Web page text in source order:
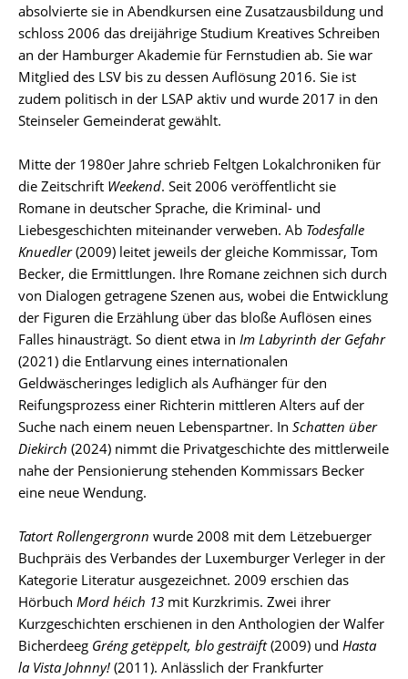
absolvierte sie in Abendkursen eine Zusatzausbildung und
schloss 2006 das dreijährige Studium Kreatives Schreiben
an der Hamburger Akademie für Fernstudien ab. Sie war
Mitglied des LSV bis zu dessen Auflösung 2016. Sie ist
zudem politisch in der LSAP aktiv und wurde 2017 in den
Steinseler Gemeinderat gewählt.
Mitte der 1980er Jahre schrieb Feltgen Lokalchroniken für
die Zeitschrift Weekend. Seit 2006 veröffentlicht sie
Romane in deutscher Sprache, die Kriminal- und
Liebesgeschichten miteinander verweben. Ab Todesfalle
Knuedler(2009) leitet jeweils der gleiche Kommissar, Tom
Becker, die Ermittlungen. Ihre Romane zeichnen sich durch
von Dialogen getragene Szenen aus, wobei die Entwicklung
der Figuren die Erzählung über das bloße Auflösen eines
Falles hinausträgt. So dient etwa in Im Labyrinth der Gefahr
(2021) die Entlarvung eines internationalen
Geldwäscheringes lediglich als Aufhänger für den
Reifungsprozess einer Richterin mittleren Alters auf der
Suche nach einem neuen Lebenspartner. In Schatten über
Diekirch (2024) nimmt die Privatgeschichte des mittlerweile
nahe der Pensionierung stehenden Kommissars Becker
eine neue Wendung.
Tatort Rollengergronn wurde 2008 mit dem Lëtzebuerger
Buchpräis des Verbandes der Luxemburger Verleger in der
Kategorie Literatur ausgezeichnet. 2009 erschien das
Hörbuch Mord héich 13 mit Kurzkrimis. Zwei ihrer
Kurzgeschichten erschienen in den Anthologien der Walfer
Bicherdeeg Gréng getëppelt, blo gesträift(2009) und Hasta
la Vista Johnny! (2011). Anlässlich der Frankfurter